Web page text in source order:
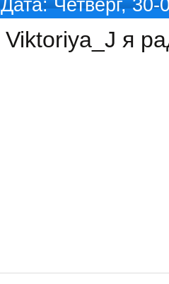
Дата: Четверг,
Viktoriya_J я